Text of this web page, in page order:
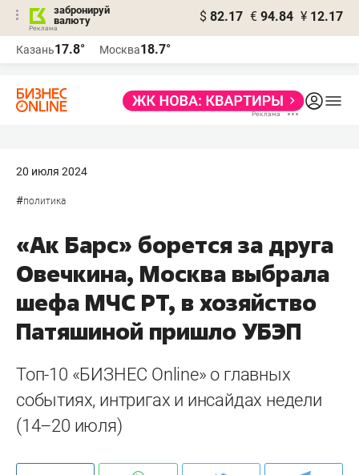
забронируй
валюту
$ 82.17 € 94.84 ¥ 12.17
Казань17.8° Москва18.7°
20 июля 2024
#политика
«Ак Барс» борется за друга
Овечкина, Москва выбрала
шефа МЧС РТ, в хозяйство
Патяшиной пришло УБЭП
Топ-10 «БИЗНЕС Online» о главных
событиях, интригах и инсайдах недели
(14–20 июля)